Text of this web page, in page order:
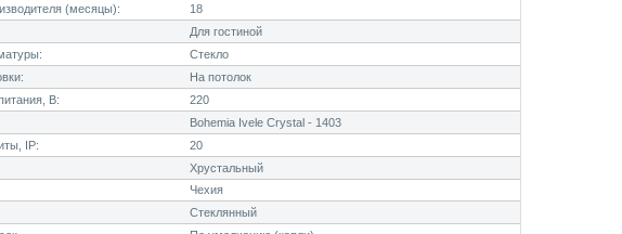
(месяцы):
18
Для гостиной
Стекло
На потолок
В:
220
Bohemia Ivele Crystal - 1403
IP:
20
Хрустальный
Чехия
Стеклянный